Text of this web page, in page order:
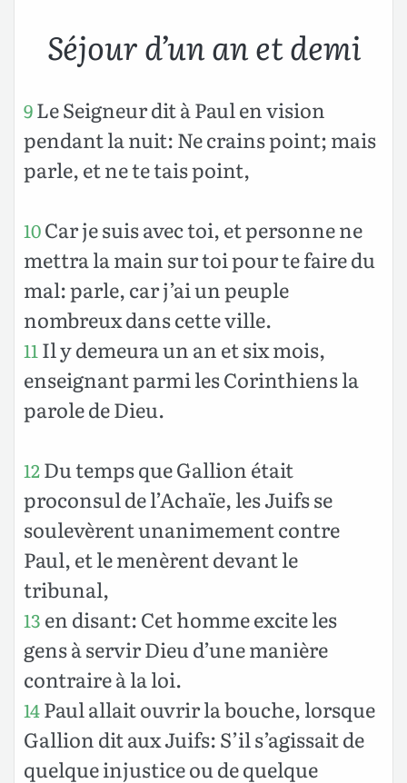
Séjour d’un an et demi
9Le Seigneur dit à Paul en vision
pendant la nuit: Ne crains point; mais
parle, et ne te tais point,
10Car je suis avec toi, et personne ne
mettra la main sur toi pour te faire du
mal: parle, car j’ai un peuple
nombreux dans cette ville.
11 Il y demeura un an et six mois,
enseignant parmi les Corinthiens la
parole de Dieu.
12Du temps que Gallion était
proconsul de l’Achaïe, les Juifs se
soulevèrent unanimement contre
Paul, et le menèrent devant le
tribunal,
13 en disant: Cet homme excite les
gens à servir Dieu d’une manière
contraire à la loi.
14Paul allait ouvrir la bouche, lorsque
Gallion dit aux Juifs: S’il s’agissait de
quelque injustice ou de quelque